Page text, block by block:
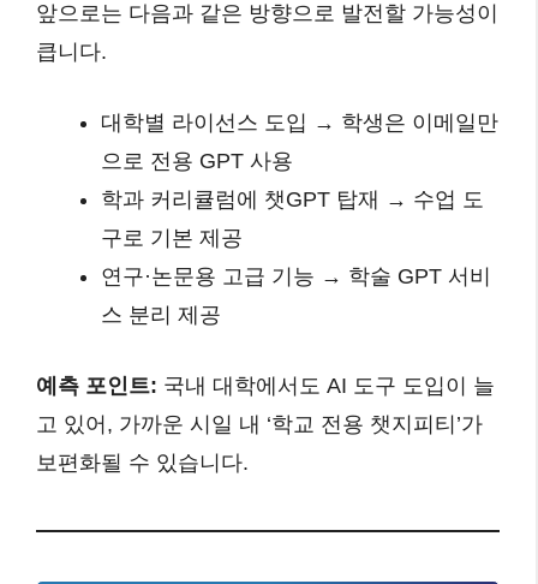
앞으로는 다음과 같은 방향으로 발전할 가능성이
큽니다.
대학별 라이선스 도입 → 학생은 이메일만
으로 전용 GPT 사용
학과 커리큘럼에 챗GPT 탑재 → 수업 도
구로 기본 제공
연구·논문용 고급 기능 → 학술 GPT 서비
스 분리 제공
예측 포인트: 국내 대학에서도 AI 도구 도입이 늘
고 있어, 가까운 시일 내 ‘학교 전용 챗지피티’가
보편화될 수 있습니다.